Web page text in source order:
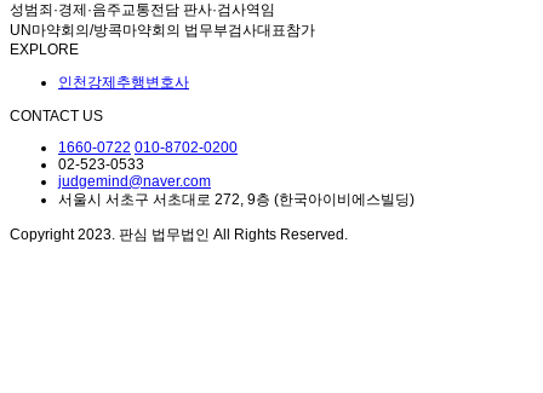
성범죄·경제·음주교통전담 판사·검사역임
UN마약회의/방콕마약회의 법무부검사대표참가
EXPLORE
인천강제추행변호사
CONTACT US
1660-0722 010-8702-0200
02-523-0533
judgemind@naver.com
서울시 서초구 서초대로 272, 9층 (한국아이비에스빌딩)
Copyright 2023. 판심 법무법인 All Rights Reserved.